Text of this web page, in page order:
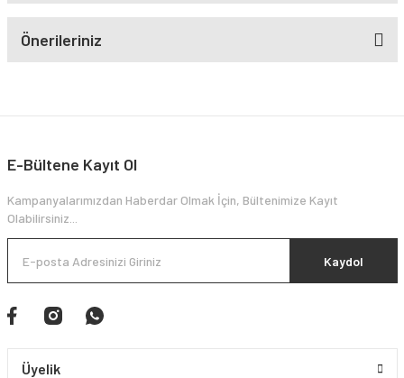
Önerileriniz
E-Bültene Kayıt Ol
Kampanyalarımızdan Haberdar Olmak İçin, Bültenimize Kayıt
Olabilirsiniz...
Kaydol
Üyelik